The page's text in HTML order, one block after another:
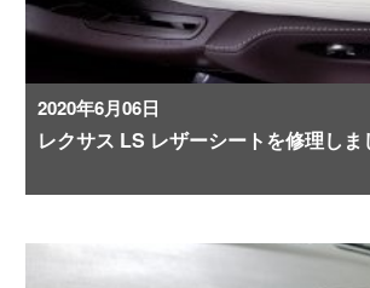
2020年6月06日
レクサス LS レザーシートを修理しま